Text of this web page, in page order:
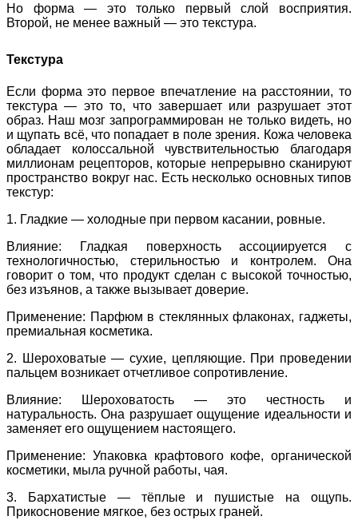
Но форма — это только первый слой восприятия.
Второй, не менее важный — это текстура.
Текстура
Если форма это первое впечатление на расстоянии, то
текстура — это то, что завершает или разрушает этот
образ. Наш мозг запрограммирован не только видеть, но
и щупать всё, что попадает в поле зрения. Кожа человека
обладает колоссальной чувствительностью благодаря
миллионам рецепторов, которые непрерывно сканируют
пространство вокруг нас. Есть несколько основных типов
текстур:
1. Гладкие — холодные при первом касании, ровные.
Влияние: Гладкая поверхность ассоциируется с
технологичностью, стерильностью и контролем. Она
говорит о том, что продукт сделан с высокой точностью,
без изъянов, а также вызывает доверие.
Применение: Парфюм в стеклянных флаконах, гаджеты,
премиальная косметика.
2. Шероховатые — сухие, цепляющие. При проведении
пальцем возникает отчетливое сопротивление.
Влияние: Шероховатость — это честность и
натуральность. Она разрушает ощущение идеальности и
заменяет его ощущением настоящего.
Применение: Упаковка крафтового кофе, органической
косметики, мыла ручной работы, чая.
3. Бархатистые — тёплые и пушистые на ощупь.
Прикосновение мягкое, без острых граней.